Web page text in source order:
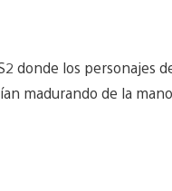
donde los personajes
madurando de la